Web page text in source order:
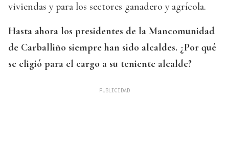
viviendas y para los sectores ganadero y agrícola.
Hasta ahora los presidentes de la Mancomunidad
de Carballiño siempre han sido alcaldes. ¿Por qué
se eligió para el cargo a su teniente alcalde?